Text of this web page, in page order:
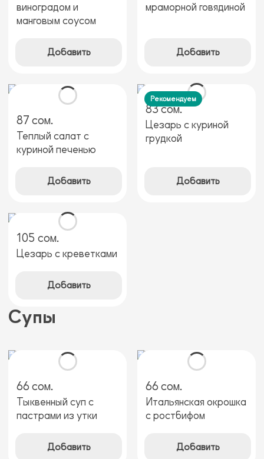
виноградом и
манговым соусом
Добавить
мраморной говядиной
Добавить
87 сом.
Теплый салат с
куриной печенью
Добавить
83 сом.
Цезарь с куриной
грудкой
Добавить
Рекомендуем
105 сом.
Цезарь с креветками
Добавить
Супы
66 сом.
Тыквенный суп с
пастрами из утки
Добавить
66 сом.
Итальянская окрошка
с ростбифом
Добавить